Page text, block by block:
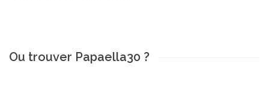
Ou trouver Papaella30 ?